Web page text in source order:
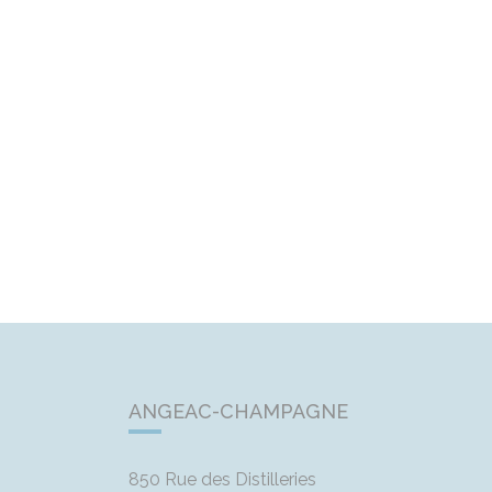
ANGEAC-CHAMPAGNE
850 Rue des Distilleries